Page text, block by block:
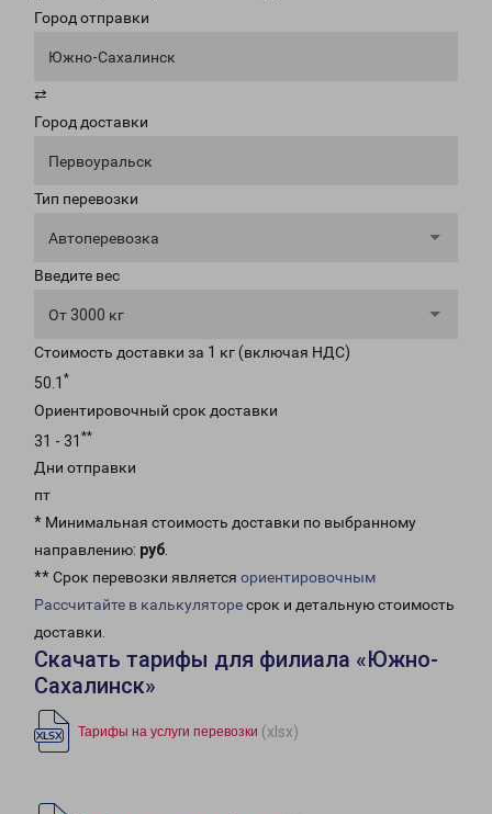
Город отправки
Южно-Сахалинск
⇄
Город доставки
Первоуральск
Тип перевозки
Автоперевозка
Введите вес
От 3000 кг
Стоимость доставки за 1 кг (включая НДС)
50.1 *
Ориентировочный срок доставки
31 - 31 **
Дни отправки
пт
* Минимальная стоимость доставки по выбранному
направлению: руб.
** Срок перевозки является ориентировочным
Рассчитайте в калькуляторесрок и детальную стоимость
доставки.
Скачать тарифы для филиала «Южно-
Сахалинск»
Тарифы на услуги перевозки (xlsx)